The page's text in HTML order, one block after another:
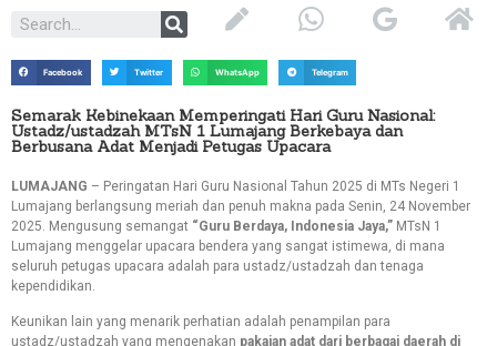
Facebook Twitter WhatsApp Telegram
Semarak Kebinekaan Memperingati Hari Guru Nasional:
Ustadz/ustadzah MTsN 1 Lumajang Berkebaya dan
Berbusana Adat Menjadi Petugas Upacara
LUMAJANG – Peringatan Hari Guru Nasional Tahun 2025 di MTs Negeri 1
Lumajang berlangsung meriah dan penuh makna pada Senin, 24 November
2025. Mengusung semangat “Guru Berdaya, Indonesia Jaya,” MTsN 1
Lumajang menggelar upacara bendera yang sangat istimewa, di mana
seluruh petugas upacara adalah para ustadz/ustadzah dan tenaga
kependidikan.
Keunikan lain yang menarik perhatian adalah penampilan para
ustadz/ustadzah yang mengenakan pakaian adat dari berbagai daerah di